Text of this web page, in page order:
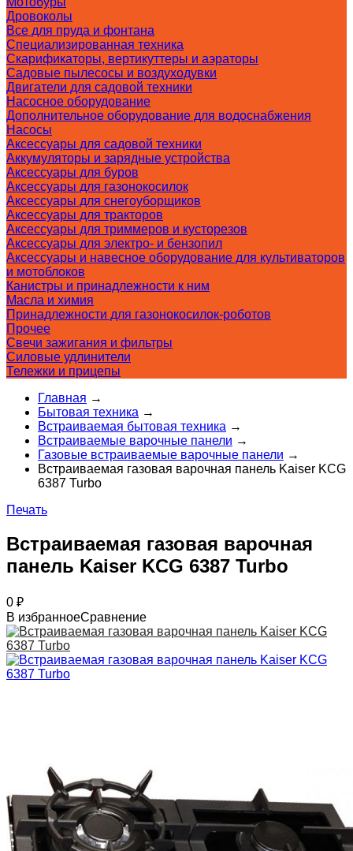
Дровоколы
Все для пруда и фонтана
Специализированная техника
Скарификаторы, вертикуттеры и аэраторы
Садовые пылесосы и воздуходувки
Двигатели для садовой техники
Насосное оборудование
Дополнительное оборудование для водоснабжения
Насосы
Аксессуары для садовой техники
Аккумуляторы и зарядные устройства
Аксессуары для буров
Аксессуары для газонокосилок
Аксессуары для снегоуборщиков
Аксессуары для тракторов
Аксессуары для триммеров и кусторезов
Аксессуары для электро- и бензопил
Аксессуары и навесное оборудование для культиваторов
и мотоблоков
Канистры и принадлежности к ним
Масла и химия
Принадлежности для газонокосилок-роботов
Прочее
Свечи зажигания и фильтры
Силовые удлинители
Тележки и прицепы
Главная →
Бытовая техника →
Встраиваемая бытовая техника →
Встраиваемые варочные панели →
Газовые встраиваемые варочные панели →
Встраиваемая газовая варочная панель Kaiser KCG
6387 Turbo
Печать
Встраиваемая газовая варочная
панель Kaiser KCG 6387 Turbo
0 ₽
В избранноеСравнение